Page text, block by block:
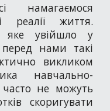
намагаємося
реалії життя.
яке увійшло у
нами такі
викликом
навчально-
не можуть
скоригувати